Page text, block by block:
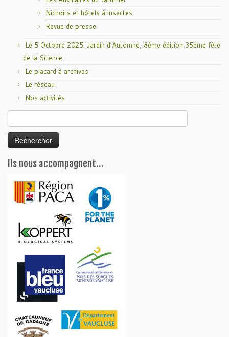
Nichoirs et hôtels à insectes
Revue de presse
Le 5 Octobre 2025: Jardin d’Automne, 8ème édition 35ème fête
de la Science
Le placard à archives
Le réseau
Nos activités
Ils nous accompagnent…